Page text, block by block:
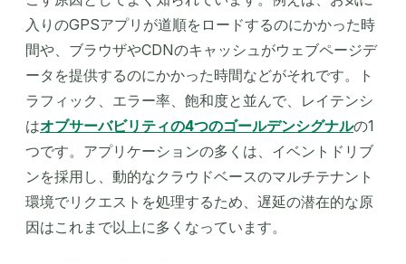
入りのGPSアプリが道順をロードするのにかかった時
間や、ブラウザやCDNのキャッシュがウェブページデ
ータを提供するのにかかった時間などがそれです。ト
ラフィック、エラー率、飽和度と並んで、レイテンシ
はオブサーバビリティの4つのゴールデンシグナルの1
つです。アプリケーションの多くは、イベントドリブ
ンを採用し、動的なクラウドベースのマルチテナント
環境でリクエストを処理するため、遅延の潜在的な原
因はこれまで以上に多くなっています。